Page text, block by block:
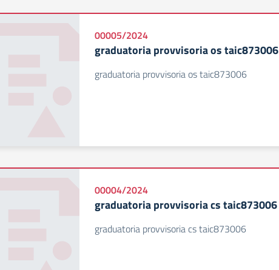
00005/2024
graduatoria provvisoria os taic873006
graduatoria provvisoria os taic873006
00004/2024
graduatoria provvisoria cs taic873006
graduatoria provvisoria cs taic873006